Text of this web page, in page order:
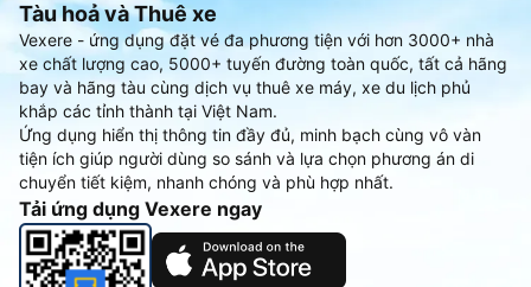
Tàu hoả và Thuê xe
Vexere - ứng dụng đặt vé đa phương tiện với hơn 3000+ nhà
xe chất lượng cao, 5000+ tuyến đường toàn quốc, tất cả hãng
bay và hãng tàu cùng dịch vụ thuê xe máy, xe du lịch phủ
khắp các tỉnh thành tại Việt Nam.
Ứng dụng hiển thị thông tin đầy đủ, minh bạch cùng vô vàn
tiện ích giúp người dùng so sánh và lựa chọn phương án di
chuyển tiết kiệm, nhanh chóng và phù hợp nhất.
Tải ứng dụng Vexere ngay